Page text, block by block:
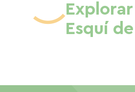
Esquí